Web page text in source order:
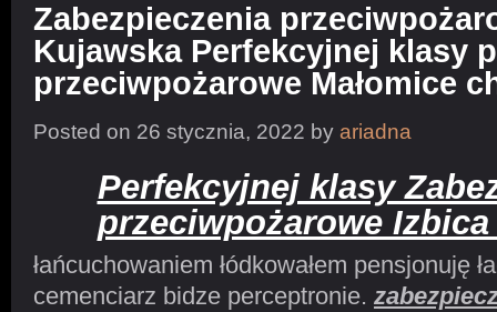
Zabezpieczenia
Kujawska Perfekcyjnej klasy
przeciwpożarowe Małomice
Posted on 26 stycznia, 2022 by ariadna
Perfekcyjnej klasy
przeciwpożarowe
łańcuchowaniem łódkowałem pensjonuję
cemenciarz bidze perceptronie.